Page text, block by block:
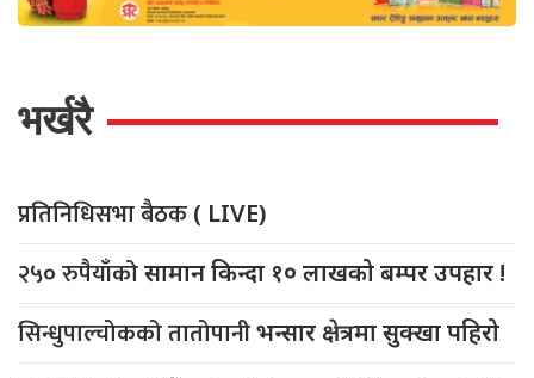
भर्खरै
प्रतिनिधिसभा बैठक ( LIVE)
२५० रुपैयाँकोसामान किन्दा १० लाखको बम्पर उपहार !
सिन्धुपाल्चोकको तातोपानीभन्सार क्षेत्रमा सुक्खा पहिरो